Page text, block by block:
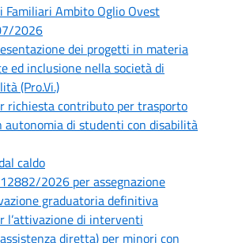
Familiari Ambito Oglio Ovest
2026
dei progetti in materia
ed inclusione nella società di
(Pro.Vi.)
richiesta contributo per trasporto
autonomia di studenti con disabilità
caldo
2026 per assegnazione
graduatoria definitiva
l’attivazione di interventi
diretta) per minori con